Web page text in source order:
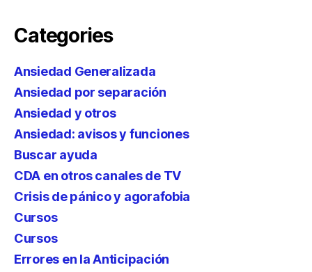
Categories
Ansiedad Generalizada
Ansiedad por separación
Ansiedad y otros
Ansiedad: avisos y funciones
Buscar ayuda
CDA en otros canales de TV
Crisis de pánico y agorafobia
Cursos
Cursos
Errores en la Anticipación